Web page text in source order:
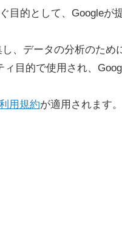
目的として、Googleが
、データの分析のため
目的で使用され、
用規約が適用されます。